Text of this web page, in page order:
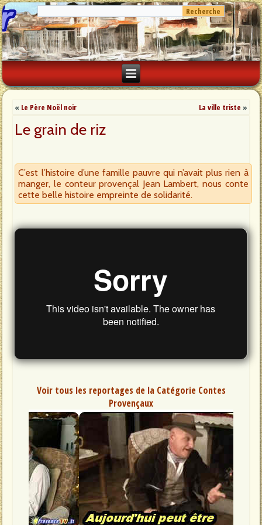
« Le Père Noël noir La ville triste »
Le grain de riz
C’est l’histoire d’une famille pauvre qui n’avait plus rien à
manger, le conteur provençal Jean Lambert, nous conte
cette belle histoire empreinte de solidarité.
Voir tous les reportages de la Catégorie Contes
Provençaux